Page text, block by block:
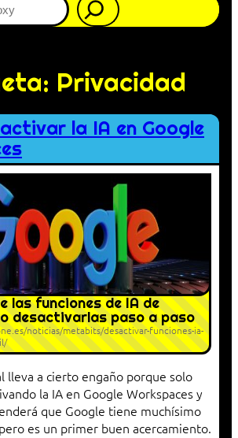
Privacidad
la IA en Google
las funciones de IA de
desactivarlas paso a paso
noticias/metabits/desactivar-funciones-ia-
lleva a cierto engaño porque solo
la IA en Google Workspaces y
que Google tiene muchísimo
es un primer buen acercamiento.